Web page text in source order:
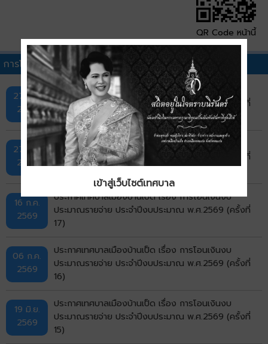
QR Code หน้านี้
การโอนเงินงบประมาณรายจ่ายประจำปีอื่นๆ
27 ก.ค.
2569
ประกาศเทศบาลเมืองบ้านเป็ด เรื่อง การโอนเงินงบ
ประมาณรายจ่าย ประจำปีงบประมาณ พ.ศ.2569 (ครั้งที่
19)
27 ก.ค.
2569
ประกาศเทศบาลเมืองบ้านเป็ด เรื่อง การโอนเงินงบ
ประมาณรายจ่าย ประจำปีงบประมาณ พ.ศ.2569 (ครั้งที่
18)
16 ก.ค.
2569
ประกาศเทศบาลเมืองบ้านเป็ด เรื่อง การโอนเงินงบ
ประมาณรายจ่าย ประจำปีงบประมาณ พ.ศ.2569 (ครั้งที่
17)
06 ก.ค.
2569
ประกาศเทศบาลเมืองบ้านเป็ด เรื่อง การโอนเงินงบ
ประมาณรายจ่าย ประจำปีงบประมาณ พ.ศ.2569 (ครั้งที่
16)
19 มิ.ย.
2569
ประกาศเทศบาลเมืองบ้านเป็ด เรื่อง การโอนเงินงบ
ประมาณรายจ่าย ประจำปีงบประมาณ พ.ศ.2569 (ครั้งที่
15)
เข้าสู่เว็บไซต์เทศบาล